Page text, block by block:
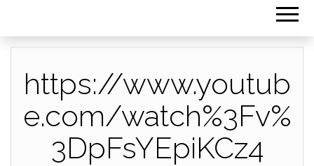
https://www.youtub
e.com/watch%3Fv%
3DpFsYEpiKCz4